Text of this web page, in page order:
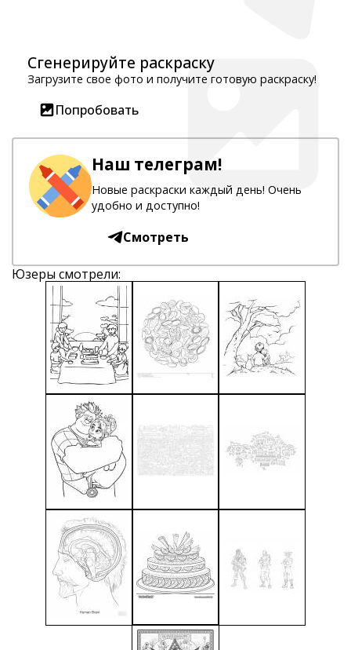
Сгенерируйте раскраску
Загрузите свое фото и получите готовую раскраску!
Попробовать
Наш телеграм!
Новые раскраски каждый день! Очень
удобно и доступно!
Смотреть
Юзеры смотрели: